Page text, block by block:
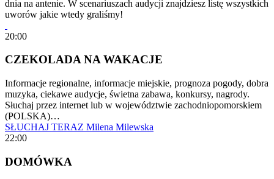
dnia na antenie. W scenariuszach audycji znajdziesz listę wszystkich
uworów jakie wtedy graliśmy!
20:00
CZEKOLADA NA WAKACJE
Informacje regionalne, informacje miejskie, prognoza pogody, dobra
muzyka, ciekawe audycje, świetna zabawa, konkursy, nagrody.
Słuchaj przez internet lub w województwie zachodniopomorskiem
(POLSKA)…
SŁUCHAJ TERAZ Milena Milewska
22:00
DOMÓWKA